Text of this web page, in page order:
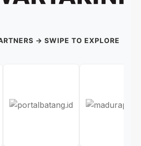
→ SWIPE TO EXPLORE